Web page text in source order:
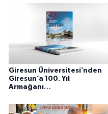
Giresun Üniversitesi’nden
Giresun’a 100. Yıl
Armağanı…